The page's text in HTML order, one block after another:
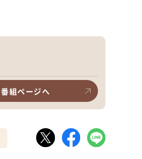
番組ページへ